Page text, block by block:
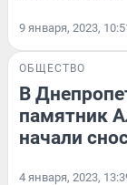
9 января, 2023,
ОБЩЕСТВО
В
памятник
начали
4 января, 2023,